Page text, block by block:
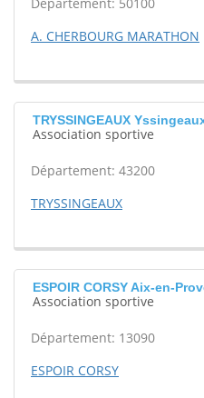
A. CHERBOURG MARATHON
TRYSSINGEAUX
Association sportive
Département: 43200
TRYSSINGEAUX
ESPOIR CORSY Aix-en-
Association sportive
Département: 13090
ESPOIR CORSY